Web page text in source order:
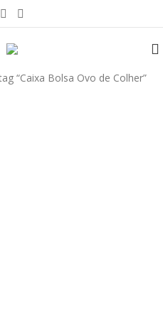
“Caixa Bolsa Ovo de Colher”